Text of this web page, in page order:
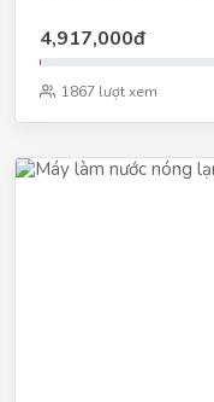
chãi. Kiểu dáng sang trọng, đa dạng màu sắc. Điện áp:
220V/50Hz Khối
Công suất: CS Nóng:
12 tháng
4,917,000đ
1867 lượt xem